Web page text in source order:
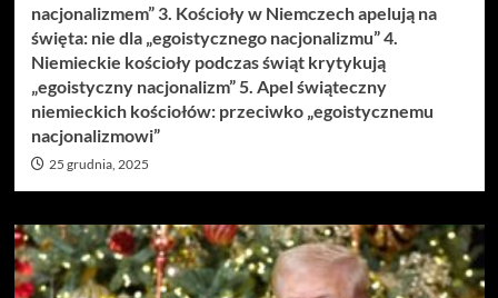
nacjonalizmem” 3. Kościoły w Niemczech apelują na
święta: nie dla „egoistycznego nacjonalizmu” 4.
Niemieckie kościoły podczas świąt krytykują
„egoistyczny nacjonalizm” 5. Apel świąteczny
niemieckich kościołów: przeciwko „egoistycznemu
nacjonalizmowi”
25 grudnia, 2025